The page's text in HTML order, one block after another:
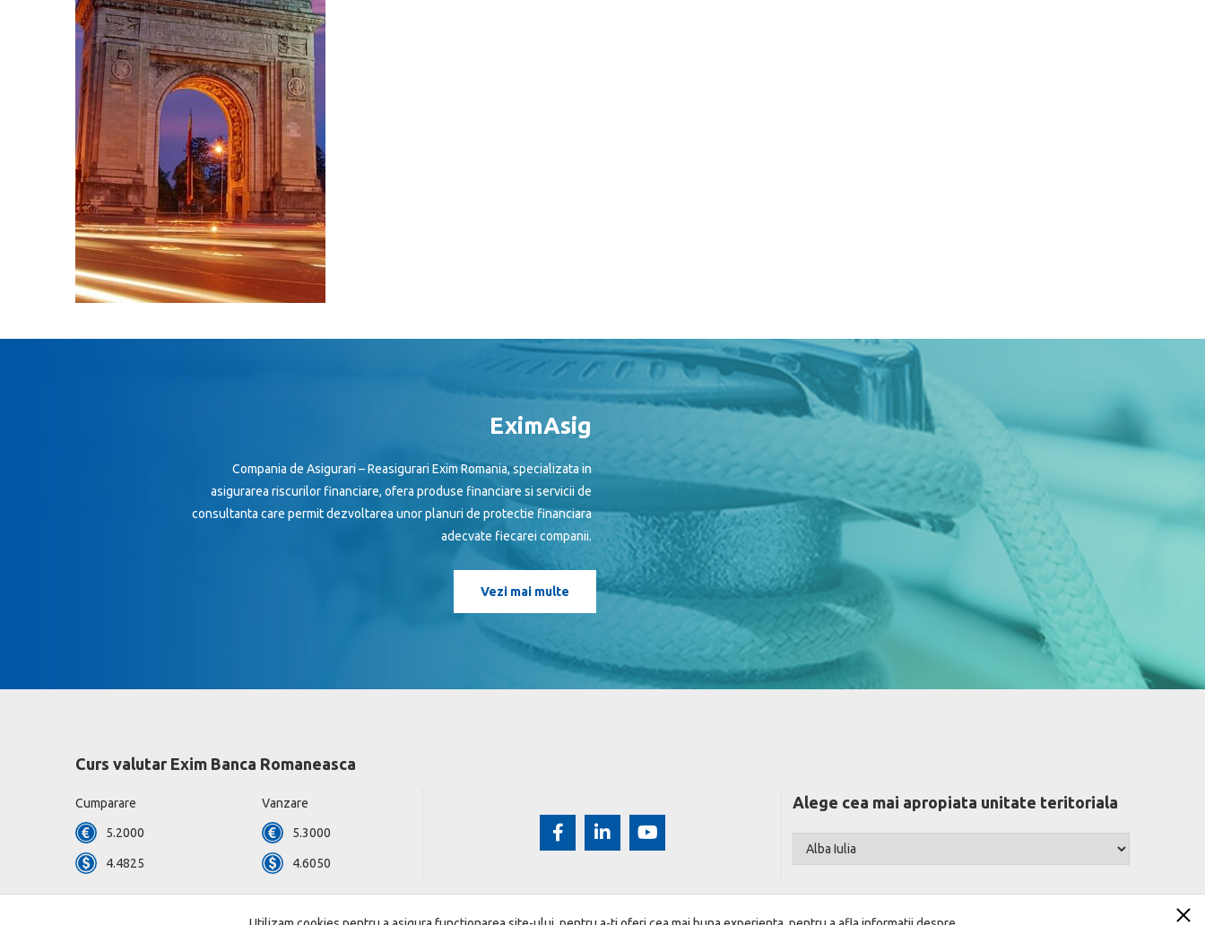
EximAsig
Compania de Asigurari – Reasigurari Exim Romania, specializata in
asigurarea riscurilor financiare, ofera produse financiare si servicii de
consultanta care permit dezvoltarea unor planuri de protectie financiara
adecvate fiecarei companii.
Vezi mai multe
Curs valutar Exim Banca Romaneasca
Cumparare Vanzare
5.2000 5.3000
4.4825 4.6050
Alege cea mai apropiata unitate teritoriala